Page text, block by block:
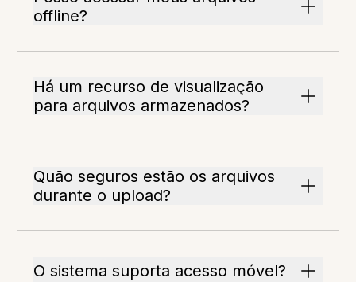
offline?
Há um recurso de visualização
para arquivos armazenados?
Quão seguros estão os arquivos
durante o upload?
O sistema suporta acesso móvel?